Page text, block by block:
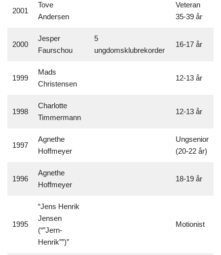
2001
Tove
Andersen
Veteran
35-39 år
2000
Jesper
Faurschou
5
ungdomsklubrekorder
16-17 år
1999
Mads
Christensen
12-13 år
1998
Charlotte
Timmermann
12-13 år
1997
Agnethe
Hoffmeyer
Ungsenior
(20-22 år)
1996
Agnethe
Hoffmeyer
18-19 år
1995
“Jens Henrik
Jensen
(“”Jern-
Henrik””)”
Motionist